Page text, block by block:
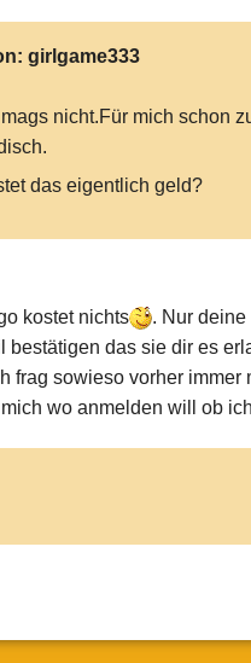
girlgame333
mags nicht.Für mich schon
das eigentlich geld?
kostet nichts
. Nur
bestätigen das sie dir es
frag sowieso vorher immer
wo anmelden will ob